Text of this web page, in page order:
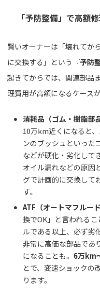
「予防整備」で高額
賢いオーナーは「壊れてか
に交換する」という 『予防
起きてからでは、関連部品
理費用が高額になるケース
消耗品（ゴム・樹脂部
10万km近くになると
ンのブッシュといった
などが硬化・劣化して
オイル漏れなどの原因
グで計画的に交換して
す。
ATF（オートマフルー
換でOK」と言われる
ルである以上、必ず劣
非常に高価な部品であ
になることも。 6万km
とで、変速ショックの
ります。